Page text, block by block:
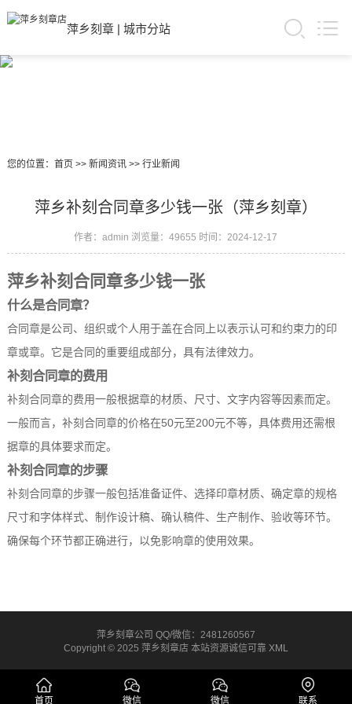
萍乡刻章| 城市分站
您的位置： 首页 >> 新闻资讯>> 行业新闻
萍乡补刻合同章多少钱一张（萍乡刻章）
作者：admin 浏览量：49655 时间：2024-12-17
萍乡补刻合同章多少钱一张
什么是合同章？
合同章是公司、组织或个人用于盖在合同上以表示认可和约束力的印
章或章。它是合同的重要组成部分，具有法律效力。
补刻合同章的费用
补刻合同章的费用一般根据章的材质、尺寸、文字内容等因素而定。
一般而言，补刻合同章的价格在50元至200元不等，具体费用还需根
据章的具体要求而定。
补刻合同章的步骤
补刻合同章的步骤一般包括准备证件、选择印章材质、确定章的规格
尺寸和字体样式、制作设计稿、确认稿件、生产制作、验收等环节。
确保每个环节都正确进行，以免影响章的使用效果。
萍乡刻章公司 QQ/微信：2481260567
Copyright © 2025 萍乡刻章店 本站资源诚信可靠 XML
首页 微信 微信 联系